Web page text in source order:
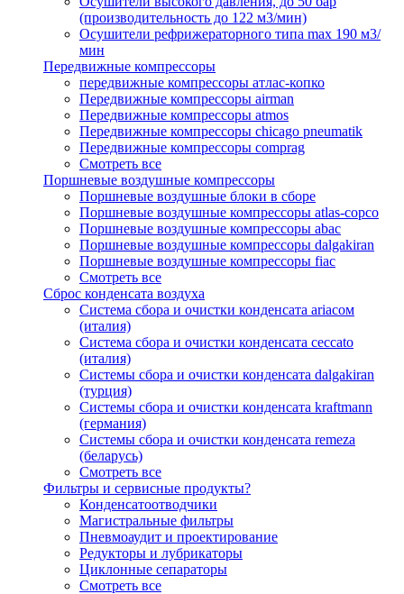
(производительность до 122 м3/мин)
Осушители рефрижераторного типа max 190 м3/
мин
Передвижные компрессоры
передвижные компрессоры атлас-копко
Передвижные компрессоры airman
Передвижные компрессоры atmos
Передвижные компрессоры chicago pneumatik
Передвижные компрессоры comprag
Смотреть все
Поршневые воздушные компрессоры
Поршневые воздушные блоки в сборе
Поршневые воздушные компрессоры atlas-copco
Поршневые воздушные компрессоры abac
Поршневые воздушные компрессоры dalgakiran
Поршневые воздушные компрессоры fiac
Смотреть все
Сброс конденсата воздуха
Система сбора и очистки конденсата ariacом
(италия)
Система сбора и очистки конденсата ceccato
(италия)
Системы сбора и очистки конденсата dalgakiran
(турция)
Системы сбора и очистки конденсата kraftmann
(германия)
Системы сбора и очистки конденсата remeza
(беларусь)
Смотреть все
Фильтры и сервисные продукты?
Конденсатоотводчики
Магистральные фильтры
Пневмоаудит и проектирование
Редукторы и лубрикаторы
Циклонные сепараторы
Смотреть все